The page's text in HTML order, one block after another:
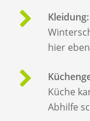
Kleidung:
hier
Küche
Abhilfe